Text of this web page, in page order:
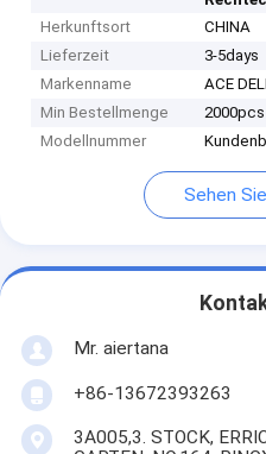
Herkunftsort
CHINA
Lieferzeit
3-5days
Markenname
ACE
Min Bestellmenge
2000pcs
Modellnummer
Sehen
Mr. aiertana
+86-13672393263
3A005,3. STOCK,